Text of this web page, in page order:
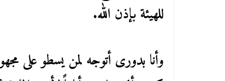
للهيئة بإذن الله.
وأنا بدورى أتوجه لمن يسطو على